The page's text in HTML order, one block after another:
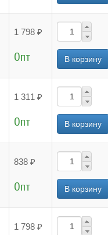
1 798 ₽
Опт
1 311 ₽
Опт
838 ₽
Опт
1 798 ₽